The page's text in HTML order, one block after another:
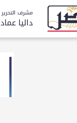
مشرف التحرير
داليا عماد